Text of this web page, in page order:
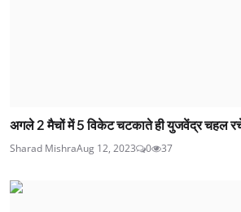
अगले 2 मैचों में 5 विकेट चटकाते ही युजवेंद्र चहल
Sharad MishraAug 12, 2023 0 37